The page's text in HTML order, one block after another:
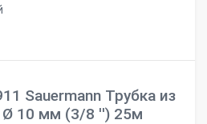
Sauermann Трубка из
Ø 10 мм (3/8 '') 25м